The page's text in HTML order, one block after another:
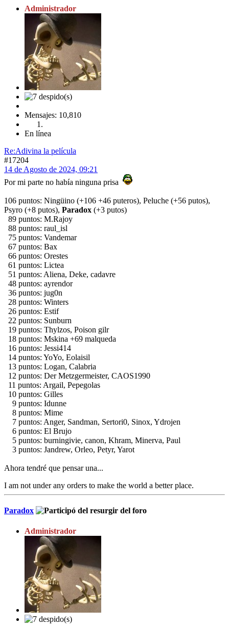
Administrador
Mensajes: 10,810
En línea
Re:Adivina la película
#17204
14 de Agosto de 2024, 09:21
Por mi parte no había ninguna prisa
106 puntos: Ningüino (+106 +46 puteros), Peluche (+56 putos),
Psyro (+8 putos), Paradox (+3 putos)
89 puntos: M.Rajoy
88 puntos: raul_isl
75 puntos: Vandemar
67 puntos: Bax
66 puntos: Orestes
61 puntos: Lictea
51 puntos: Aliena, Deke, cadavre
48 puntos: ayrendor
36 puntos: jug0n
28 puntos: Winters
26 puntos: Estif
22 puntos: Sunburn
19 puntos: Thylzos, Poison gilr
18 puntos: Mskina +69 malqueda
16 puntos: Jessi414
14 puntos: YoYo, Eolaisil
13 puntos: Logan, Calabria
12 puntos: Der Metzgermeister, CAOS1990
11 puntos: Argail, Pepegolas
10 puntos: Gilles
9 puntos: Idunne
8 puntos: Mime
7 puntos: Anger, Sandman, Sertori0, Sinox, Ydrojen
6 puntos: El Brujo
5 puntos: burningivie, canon, Khram, Minerva, Paul
3 puntos: Jandrew, Orleo, Petyr, Yarot
Ahora tendré que pensar una...
I am not under any orders to make the world a better place.
Paradox
Administrador